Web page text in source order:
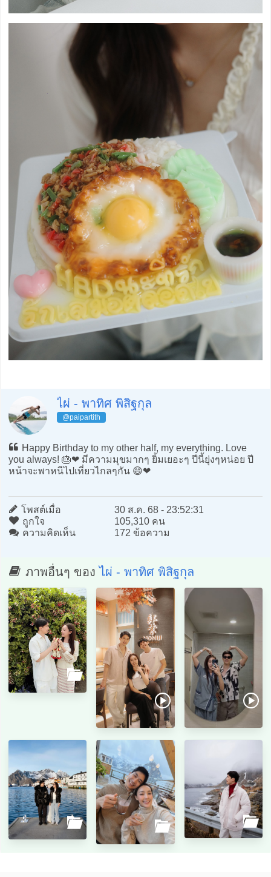
ไผ่ - พาทิศ พิสิฐกุล
@paipartith
Happy Birthday to my other half, my everything. Love
you always! 🎂❤️ มีความมุขมากๆ ยิ้มเยอะๆ ปีนี้ยุ่งๆหน่อย ปี
หน้าจะพาหนีไปเที่ยวไกลๆกัน 😄❤️
โพสต์เมื่อ
30 ส.ค. 68 - 23:52:31
ถูกใจ
105,310 คน
ความคิดเห็น
172 ข้อความ
ภาพอื่นๆ ของไผ่ - พาทิศ พิสิฐกุล